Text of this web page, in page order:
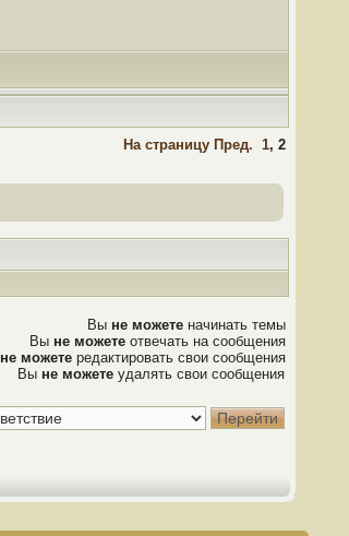
На страницу Пред. 1, 2
Вы не можете начинать темы
Вы не можете отвечать на сообщения
не можете редактировать свои сообщения
Вы не можете удалять свои сообщения